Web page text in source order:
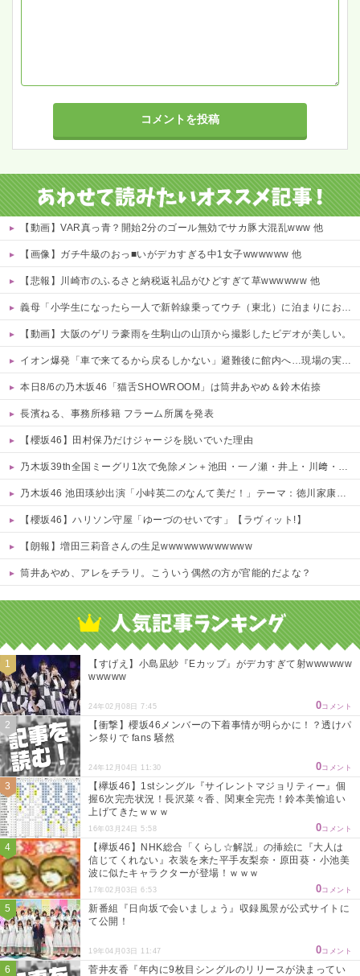
【動画】VAR真っ青？開始2分のゴール無効でサカ豚大混乱www 他
【画像】ガチ牛級のおっ■いがデカすぎる中1女子wwwwww 他
【悲報】川崎市のふるさと納税返礼品がひどすぎて草wwwwww 他
義母「小学生になったら一人で新幹線乗ってウチ（東北）に泊まりにおいで♪」と会うたびしつこい……「昔パパも一人で乗った」とか時代錯誤すぎ！治安も防犯も無視して女児を一人で遠出させようとする無神経義母にブチ切れ
【動画】大阪のゲリラ豪雨を生駒山の山頂から撮影したビデオが美しい。
イオン爆発「車で来てるから戻るしかない」避難後に館内へ…現場の実態が判明
本日8/6の乃木坂46「猫舌SHOWROOM」は筒井あやめ＆鈴木佑捺
長濱ねる、事務所移籍 フラーム所属を発表
【櫻坂46】田村保乃だけジャージを脱いでいた理由
乃木坂39th全国ミーグリ1次で免除メン＋池田・一ノ瀬・井上・川﨑・菅原・中西が全完売
乃木坂46 池田瑛紗出演「小峠英二のなんて美だ！」テーマ：徳川家康【2025.8.5 24:00〜 TOKYO MX】
【櫻坂46】ハリソン守屋「ゆーづのせいです」【ラヴィット!】
【朗報】増田三莉音さんの生足wwwwwwwwwwww
筒井あやめ、アレをチラリ。こういう偶然の方が官能的だよな？
【すげえ】小島凪紗『Eカップ』がデカすぎて射wwwwww
wwwww
24年02月08日 7:45 0コメント
【衝撃】櫻坂46メンバーの下着事情が明らかに！？透けパ
ン祭りで fans 騒然
24年12月04日 11:30 0コメント
【欅坂46】1stシングル『サイレントマジョリティー』個
握6次完売状況！長沢菜々香、関東全完売！鈴本美愉追い
上げてきたｗｗｗ
16年03月24日 5:58 0コメント
【欅坂46】NHK総合「くらし☆解説」の挿絵に『大人は
信じてくれない』衣装を来た平手友梨奈・原田葵・小池美
波に似たキャラクターが登場！ｗｗｗ
17年02月03日 6:53 0コメント
新番組『日向坂で会いましょう』収録風景が公式サイトに
て公開！
19年04月03日 11:47 0コメント
菅井友香『年内に9枚目シングルのリリースが決まってい